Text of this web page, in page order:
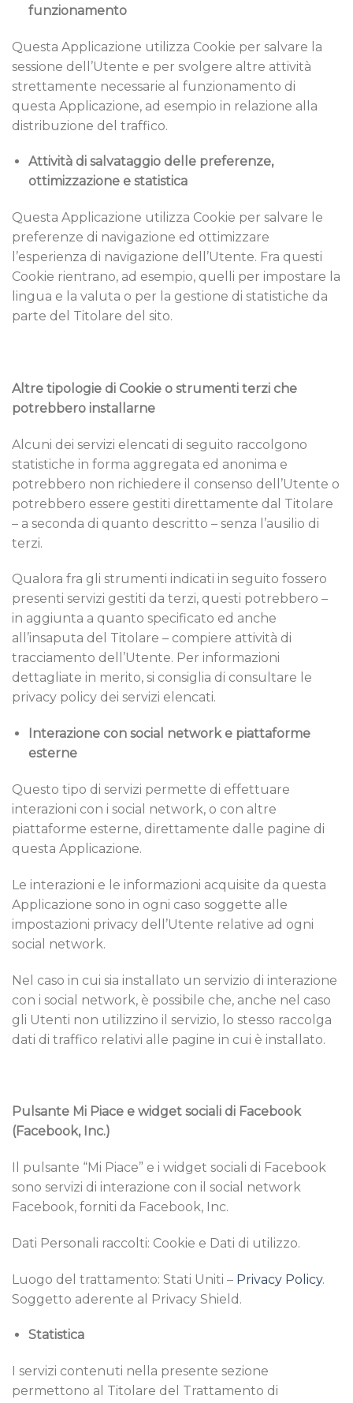
funzionamento
Questa Applicazione utilizza Cookie per salvare la
sessione dell’Utente e per svolgere altre attività
strettamente necessarie al funzionamento di
questa Applicazione, ad esempio in relazione alla
distribuzione del traffico.
Attività di salvataggio delle preferenze,
ottimizzazione e statistica
Questa Applicazione utilizza Cookie per salvare le
preferenze di navigazione ed ottimizzare
l’esperienza di navigazione dell’Utente. Fra questi
Cookie rientrano, ad esempio, quelli per impostare la
lingua e la valuta o per la gestione di statistiche da
parte del Titolare del sito.
Altre tipologie di Cookie o strumenti terzi che
potrebbero installarne
Alcuni dei servizi elencati di seguito raccolgono
statistiche in forma aggregata ed anonima e
potrebbero non richiedere il consenso dell’Utente o
potrebbero essere gestiti direttamente dal Titolare
– a seconda di quanto descritto – senza l’ausilio di
terzi.
Qualora fra gli strumenti indicati in seguito fossero
presenti servizi gestiti da terzi, questi potrebbero –
in aggiunta a quanto specificato ed anche
all’insaputa del Titolare – compiere attività di
tracciamento dell’Utente. Per informazioni
dettagliate in merito, si consiglia di consultare le
privacy policy dei servizi elencati.
Interazione con social network e piattaforme
esterne
Questo tipo di servizi permette di effettuare
interazioni con i social network, o con altre
piattaforme esterne, direttamente dalle pagine di
questa Applicazione.
Le interazioni e le informazioni acquisite da questa
Applicazione sono in ogni caso soggette alle
impostazioni privacy dell’Utente relative ad ogni
social network.
Nel caso in cui sia installato un servizio di interazione
con i social network, è possibile che, anche nel caso
gli Utenti non utilizzino il servizio, lo stesso raccolga
dati di traffico relativi alle pagine in cui è installato.
Pulsante Mi Piace e widget sociali di Facebook
(Facebook, Inc.)
Il pulsante “Mi Piace” e i widget sociali di Facebook
sono servizi di interazione con il social network
Facebook, forniti da Facebook, Inc.
Dati Personali raccolti: Cookie e Dati di utilizzo.
Luogo del trattamento: Stati Uniti – Privacy Policy.
Soggetto aderente al Privacy Shield.
Statistica
I servizi contenuti nella presente sezione
permettono al Titolare del Trattamento di